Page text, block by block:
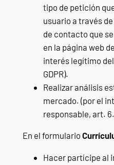
tipo de petición
usuario a través
de contacto que
en la página web
interés legítimo
GDPR).
Realizar análisis
mercado. (por el
responsable, art.
En el formulario
Hacer partícipe al